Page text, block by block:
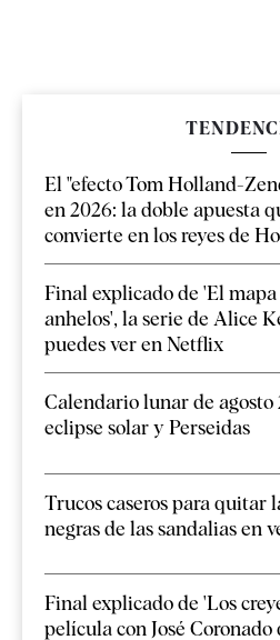
El "efecto Tom Holland-
en 2026: la doble apuesta
convierte en los reyes de
Final explicado de 'El mapa
anhelos', la serie de Alice
puedes ver en Netflix
Calendario lunar de agosto
eclipse solar y Perseidas
Trucos caseros para quitar
negras de las sandalias en
Final explicado de 'Los
película con José Coronado